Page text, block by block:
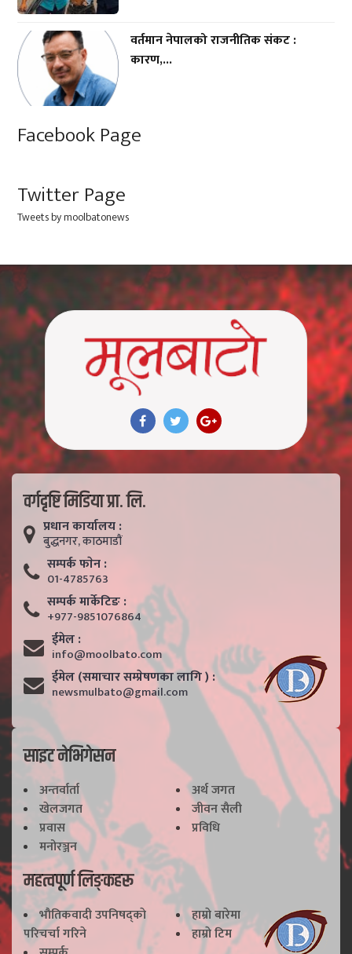
वर्तमान नेपालको राजनीतिक संकट :
कारण,...
Facebook Page
Twitter Page
Tweets by moolbatonews
वर्गदृष्टि मिडिया प्रा. लि.
प्रधान कार्यालय :
बुद्धनगर, काठमाडाैं
सम्पर्क फाेन :
01-4785763
सम्पर्क मार्केटिङ :
+977-9851076864
ईमेल :
info@moolbato.com
ईमेल (समाचार सम्प्रेषणका लागि ) :
newsmulbato@gmail.com
साइट नेभिगेसन
अन्तर्वार्ता
अर्थ जगत
खेलजगत
जीवन सैली
प्रवास
प्रविधि
मनोरञ्जन
महत्वपूर्ण लिङ्कहरू
भाैतिकवादी उपनिषद्काे
परिचर्चा गरिने
हाम्राे बारेमा
हाम्राे टिम